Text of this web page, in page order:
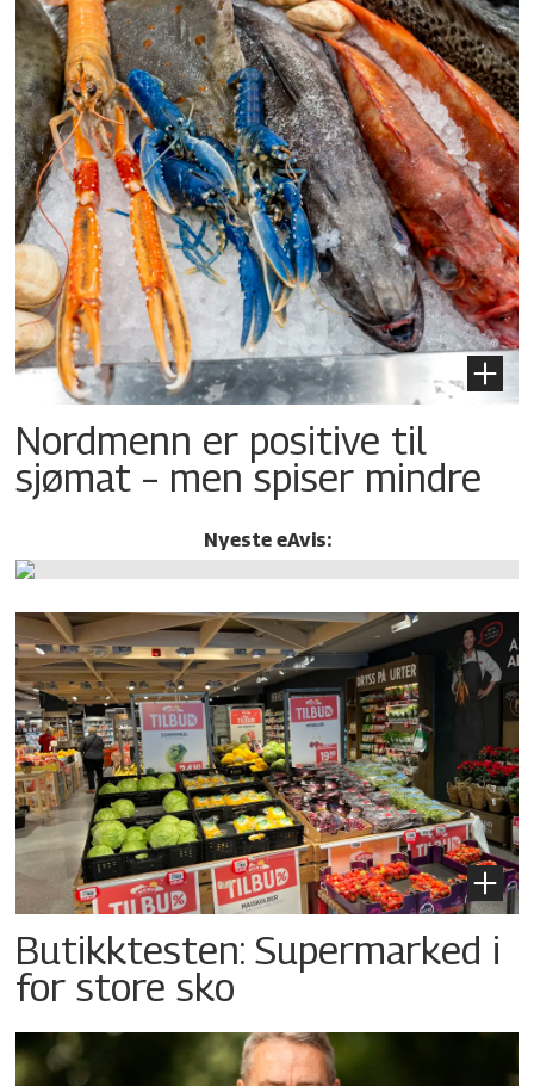
Nordmenn er positive til
sjømat – men spiser mindre
Nyeste eAvis:
Butikktesten: Supermarked i
for store sko